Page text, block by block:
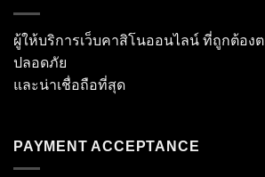
ผู้ให้บริการเว็บคาสิโนออนไลน์ ที่ถูกต้อง
ปลอดภัย
และน่าเชื่อถือที่สุด
PAYMENT ACCEPTANCE